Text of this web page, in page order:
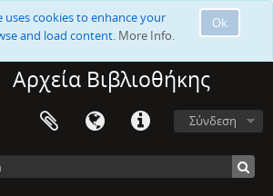
Ok
uses cookies to enhance your
and load content. More Info.
Αρχεία Βιβλιοθήκης
Σύνδεση